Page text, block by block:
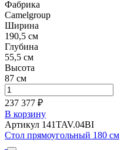
Фабрика
Camelgroup
Ширина
190,5 см
Глубина
55,5 см
Высота
87 см
237 377 ₽
В корзину
Артикул 141TAV.04BI
Стол прямоугольный 180 см